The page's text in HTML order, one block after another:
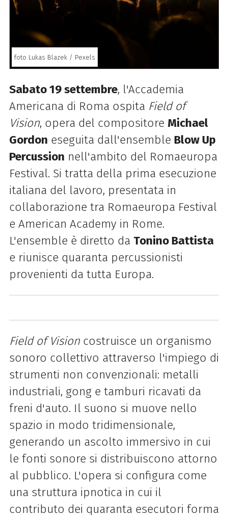
foto Lukas Blazek / Pexels
Sabato 19 settembre, l'Accademia
Americana di Roma ospita Field of
Vision, opera del compositore Michael
Gordon eseguita dall'ensemble Blow Up
Percussion nell'ambito del Romaeuropa
Festival. Si tratta della prima esecuzione
italiana del lavoro, presentata in
collaborazione tra Romaeuropa Festival
e American Academy in Rome.
L'ensemble è diretto da Tonino Battista
e riunisce quaranta percussionisti
provenienti da tutta Europa.
Field of Visioncostruisce un organismo
sonoro collettivo attraverso l'impiego di
strumenti non convenzionali: metalli
industriali, gong e tamburi ricavati da
freni d'auto. Il suono si muove nello
spazio in modo tridimensionale,
generando un ascolto immersivo in cui
le fonti sonore si distribuiscono attorno
al pubblico. L'opera si configura come
una struttura ipnotica in cui il
contributo dei quaranta esecutori forma